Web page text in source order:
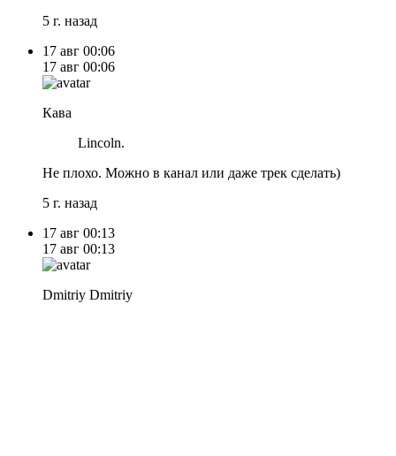
5 г. назад
17 авг 00:06
17 авг 00:06
Кава
Lincoln.
Не плохо. Можно в канал или даже трек сделать)
5 г. назад
17 авг 00:13
17 авг 00:13
Dmitriy Dmitriy